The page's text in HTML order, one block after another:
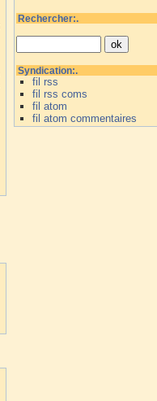
Rechercher:.
Syndication:.
fil rss
fil rss coms
fil atom
fil atom commentaires